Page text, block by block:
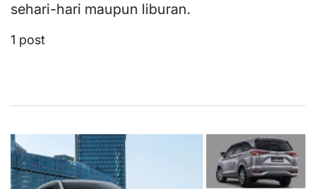
sehari-hari maupun liburan.
1 post